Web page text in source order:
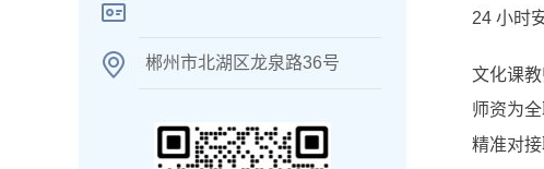
郴州市北湖区龙泉路36号
24 小时
文化课
师资为
精准对